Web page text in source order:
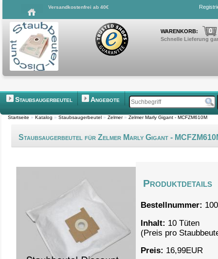
Versandkostenfrei ab 40€
WARENKORB: 0
Schnelle Lieferung
Staubsaugerbeutel Angebote
Startseite » Katalog » Staubsaugerbeutel » Zelmer » Zelmer Marly Gigant - MCFZM610M
Staubsaugerbeutel für Zelmer Marly Gigant -
Produktdetails
Bestellnummer:
Inhalt: 10 Tüten
(Preis pro
Preis: 16,99EUR